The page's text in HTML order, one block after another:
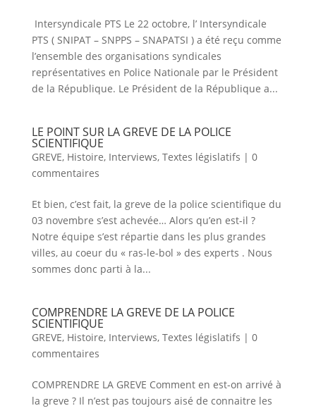
Intersyndicale PTS Le 22 octobre, l’ Intersyndicale
PTS ( SNIPAT – SNPPS – SNAPATSI ) a été reçu comme
l’ensemble des organisations syndicales
représentatives en Police Nationale par le Président
de la République. Le Président de la République a...
LE POINT SUR LA GREVE DE LA POLICE
SCIENTIFIQUE
GREVE, Histoire, Interviews, Textes législatifs | 0
commentaires
Et bien, c’est fait, la greve de la police scientifique du
03 novembre s’est achevée… Alors qu’en est-il ?
Notre équipe s’est répartie dans les plus grandes
villes, au coeur du « ras-le-bol » des experts . Nous
sommes donc parti à la...
COMPRENDRE LA GREVE DE LA POLICE
SCIENTIFIQUE
GREVE, Histoire, Interviews, Textes législatifs | 0
commentaires
COMPRENDRE LA GREVE Comment en est-on arrivé à
la greve ? Il n’est pas toujours aisé de connaitre les